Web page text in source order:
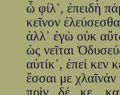
ὦ φίλ᾽, ἐπειδὴ
κεῖνον
ἀλλ᾽ ἐγὼ οὐκ
ὡς νεῖται
αὐτίκ᾽, ἐπεί κεν
ἕσσαι με
πρὶν δέ κε,